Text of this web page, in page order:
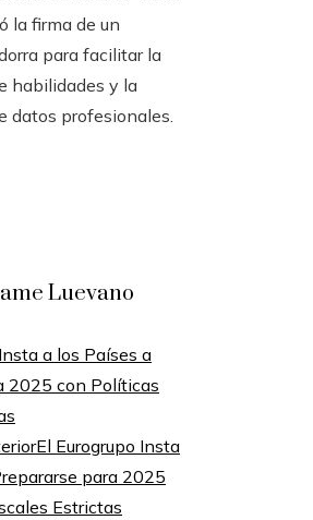
la firma de un
para facilitar la
habilidades y la
datos profesionales.
Luevano
El Eurogrupo Insta
para 2025
Estrictas